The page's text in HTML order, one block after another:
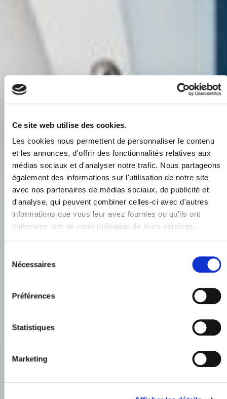
Ce site web utilise des cookies.
Les cookies nous permettent de personnaliser le contenu
et les annonces, d'offrir des fonctionnalités relatives aux
médias sociaux et d'analyser notre trafic. Nous partageons
également des informations sur l'utilisation de notre site
avec nos partenaires de médias sociaux, de publicité et
d'analyse, qui peuvent combiner celles-ci avec d'autres
informations que vous leur avez fournies ou qu'ils ont
collectées lors de votre utilisation de leurs services.
Nécessaires
Préférences
Statistiques
Marketing